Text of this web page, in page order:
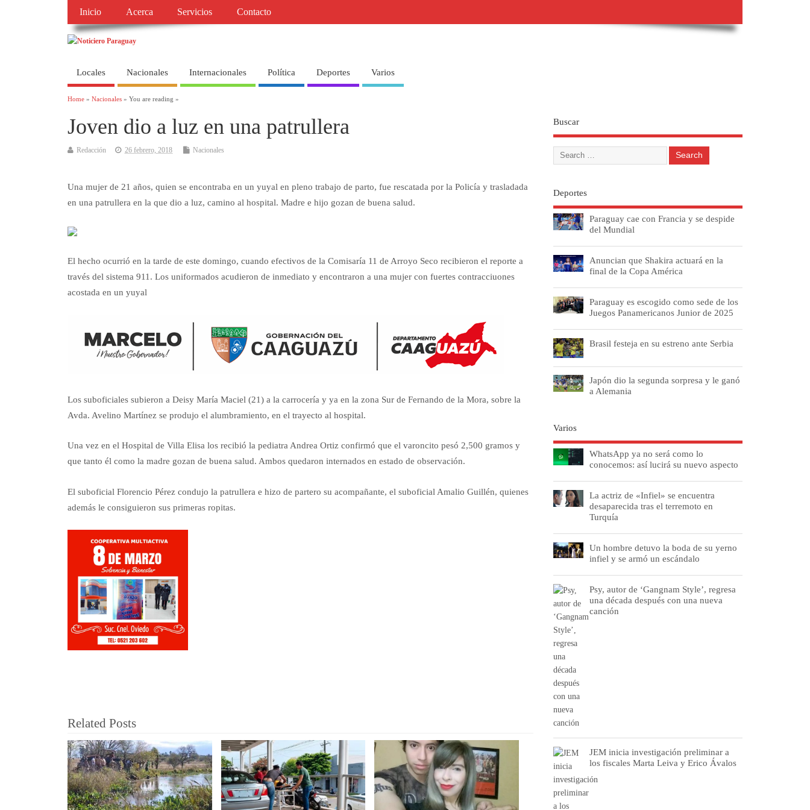
Inicio Acerca Servicios Contacto
Locales Nacionales Internacionales Política Deportes Varios
Home » Nacionales » You are reading »
Joven dio a luz en una patrullera
Redacción 26 febrero, 2018 Nacionales
Una mujer de 21 años, quien se encontraba en un yuyal en pleno trabajo de parto, fue rescatada por la Policía y trasladada
en una patrullera en la que dio a luz, camino al hospital. Madre e hijo gozan de buena salud.
El hecho ocurrió en la tarde de este domingo, cuando efectivos de la Comisaría 11 de Arroyo Seco recibieron el reporte a
través del sistema 911. Los uniformados acudieron de inmediato y encontraron a una mujer con fuertes contracciuones
acostada en un yuyal
Los suboficiales subieron a Deisy María Maciel (21) a la carrocería y ya en la zona Sur de Fernando de la Mora, sobre la
Avda. Avelino Martínez se produjo el alumbramiento, en el trayecto al hospital.
Una vez en el Hospital de Villa Elisa los recibió la pediatra Andrea Ortiz confirmó que el varoncito pesó 2,500 gramos y
que tanto él como la madre gozan de buena salud. Ambos quedaron internados en estado de observación.
El suboficial Florencio Pérez condujo la patrullera e hizo de partero su acompañante, el suboficial Amalio Guillén, quienes
además le consiguieron sus primeras ropitas.
Related Posts
Buscar
Deportes
Paraguay cae con Francia y se despide
del Mundial
Anuncian que Shakira actuará en la
final de la Copa América
Paraguay es escogido como sede de los
Juegos Panamericanos Junior de 2025
Brasil festeja en su estreno ante Serbia
Japón dio la segunda sorpresa y le ganó
a Alemania
Varios
WhatsApp ya no será como lo
conocemos: así lucirá su nuevo aspecto
La actriz de «Infiel» se encuentra
desaparecida tras el terremoto en
Turquía
Un hombre detuvo la boda de su yerno
infiel y se armó un escándalo
Psy, autor de ‘Gangnam Style’, regresa
una década después con una nueva
canción
JEM inicia investigación preliminar a
los fiscales Marta Leiva y Erico Ávalos